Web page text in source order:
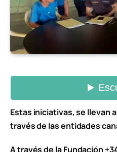
Estas iniciativas, se llevan
través de las entidades
A través de la Fundación